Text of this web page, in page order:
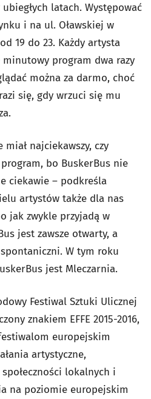
latach. Występować
i na ul. Oławskiej w
19 do 23. Każdy artysta
program dwa razy
można za darmo, choć
się, gdy wrzuci się mu
najciekawszy, czy
bo BuskerBus nie
ciekawie – podkreśla
artystów także dla nas
jak zwykle przyjadą w
jest zawsze otwarty, a
W tym roku
jest Mleczarnia.
Festiwal Sztuki Ulicznej
znakiem EFFE 2015-2016,
europejskim
artystyczne,
lokalnych i
na poziomie europejskim